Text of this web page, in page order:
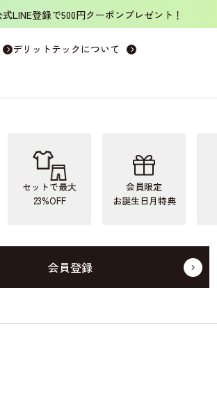
式LINE登録で500円クーポンプレゼント！
デリットテックについて
セットで最大
23%OFF
会員限定
お誕生日月特典
会員登録